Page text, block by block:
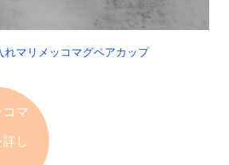
マリメッコマグペアカップ
マ
し